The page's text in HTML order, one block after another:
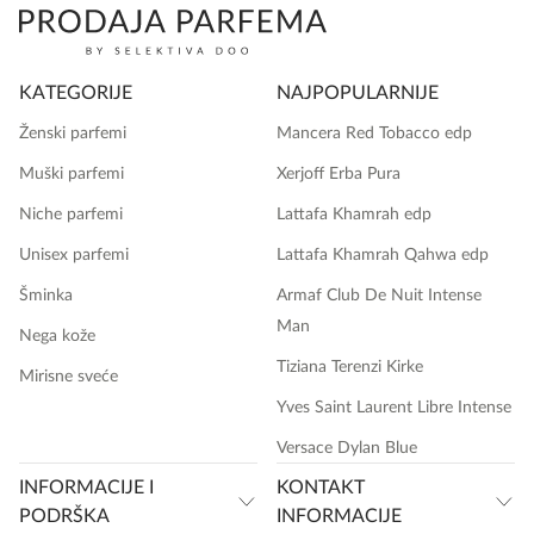
KATEGORIJE
Ženski parfemi
Muški parfemi
Niche parfemi
Unisex parfemi
Šminka
Nega kože
Mirisne sveće
NAJPOPULARNIJE
Mancera Red Tobacco edp
Xerjoff Erba Pura
Lattafa Khamrah edp
Lattafa Khamrah Qahwa edp
Armaf Club De Nuit Intense
Man
Tiziana Terenzi Kirke
Yves Saint Laurent Libre Intense
Versace Dylan Blue
INFORMACIJE I
PODRŠKA
KONTAKT
INFORMACIJE